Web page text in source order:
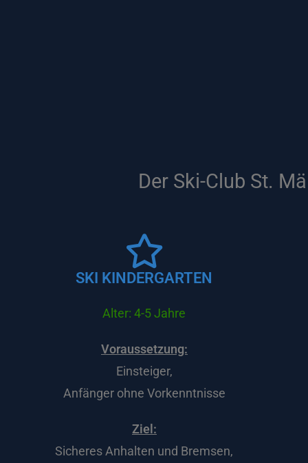
Der Ski-Club St.
SKI KINDERGARTEN
Alter: 4-5 Jahre
Voraussetzung:
Einsteiger,
Anfänger ohne Vorkenntnisse
Ziel:
Sicheres Anhalten und Bremsen,